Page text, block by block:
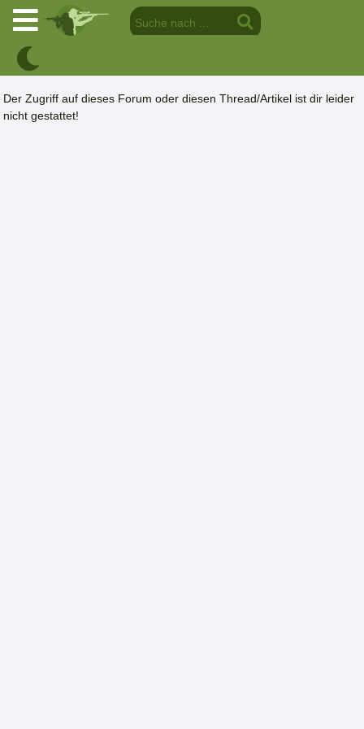
Der Zugriff auf dieses Forum oder diesen Thread/Artikel ist dir leider
nicht gestattet!